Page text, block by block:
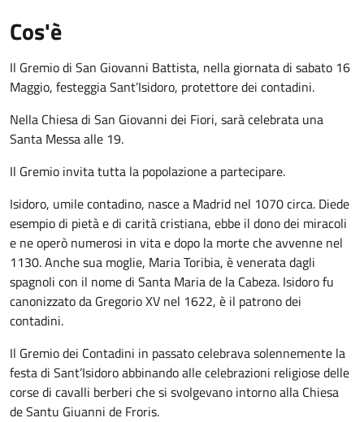
Cos'è
Il Gremio di San Giovanni Battista, nella giornata di sabato 16
Maggio, festeggia Sant’Isidoro, protettore dei contadini.
Nella Chiesa di San Giovanni dei Fiori, sarà celebrata una
Santa Messa alle 19.
Il Gremio invita tutta la popolazione a partecipare.
Isidoro, umile contadino, nasce a Madrid nel 1070 circa. Diede
esempio di pietà e di carità cristiana, ebbe il dono dei miracoli
e ne operò numerosi in vita e dopo la morte che avvenne nel
1130. Anche sua moglie, Maria Toribia, è venerata dagli
spagnoli con il nome di Santa Maria de la Cabeza. Isidoro fu
canonizzato da Gregorio XV nel 1622, è il patrono dei
contadini.
Il Gremio dei Contadini in passato celebrava solennemente la
festa di Sant’Isidoro abbinando alle celebrazioni religiose delle
corse di cavalli berberi che si svolgevano intorno alla Chiesa
de Santu Giuanni de Froris.